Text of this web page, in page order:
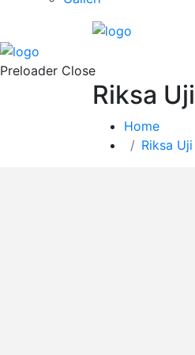
Preloader Close
Riksa
Home
Riksa